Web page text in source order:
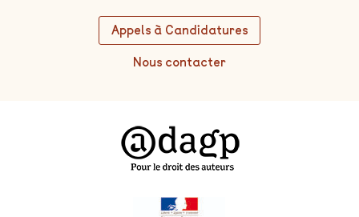
Appels à Candidatures
Nous contacter